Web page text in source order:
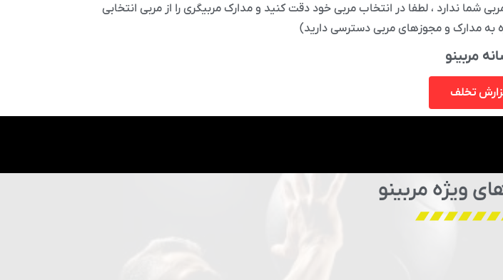
شما ندارد ، لطفا در انتخاب مربی خود دقت کنید و مدارک مربیگری را از مربی انتخابی
مدارک و مجوزهای مربی دسترسی دارید)
مربینو
تخلف
ویژه مربینو